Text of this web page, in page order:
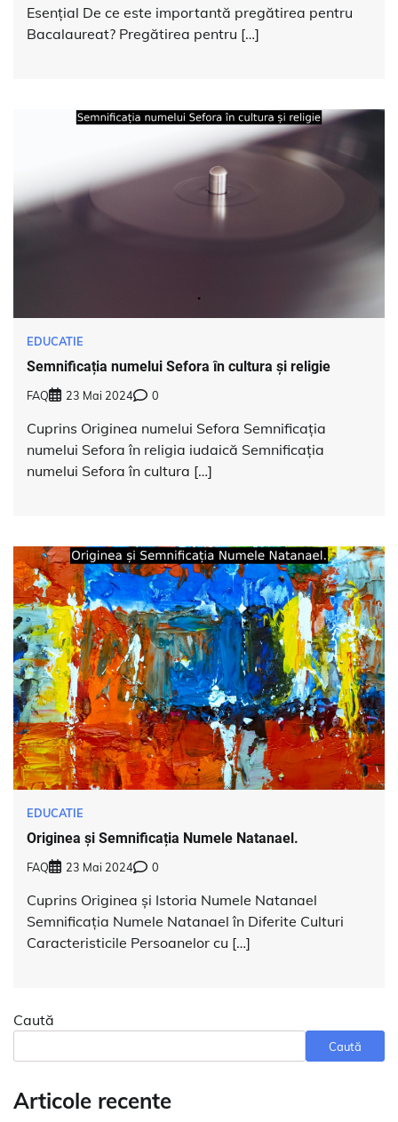
Esențial De ce este importantă pregătirea pentru
Bacalaureat? Pregătirea pentru […]
EDUCATIE
Semnificația numelui Sefora în cultura și religie
FAQ 23 Mai 2024 0
Cuprins Originea numelui Sefora Semnificația
numelui Sefora în religia iudaică Semnificația
numelui Sefora în cultura […]
EDUCATIE
Originea și Semnificația Numele Natanael.
FAQ 23 Mai 2024 0
Cuprins Originea și Istoria Numele Natanael
Semnificația Numele Natanael în Diferite Culturi
Caracteristicile Persoanelor cu […]
Caută
Caută
Articole recente